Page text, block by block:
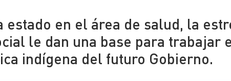
en el área de salud, la
le dan una base para trabajar
indígena del futuro Gobierno.